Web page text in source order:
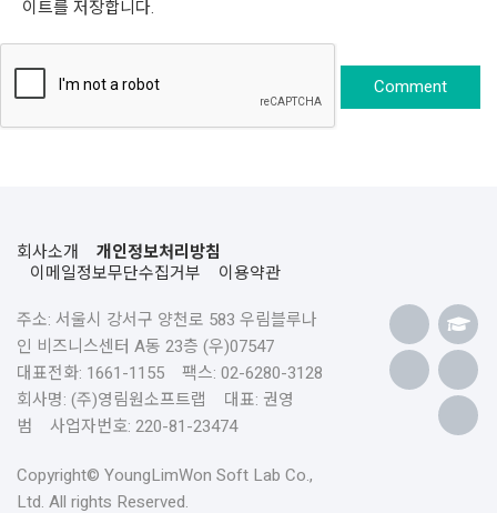
이트를 저장합니다.
회사소개
개인정보처리방침
이메일정보무단수집거부
이용약관
주소: 서울시 강서구 양천로 583 우림블루나
인 비즈니스센터 A동 23층 (우)07547
대표전화: 1661-1155 팩스: 02-6280-3128
회사명: (주)영림원소프트랩 대표: 권영
범 사업자번호: 220-81-23474
Copyright© YoungLimWon Soft Lab Co.,
Ltd. All rights Reserved.